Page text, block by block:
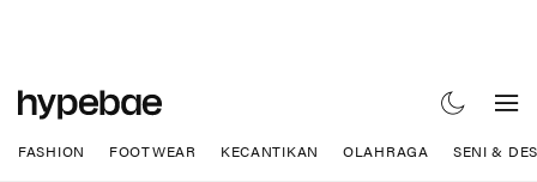
FASHION FOOTWEAR KECANTIKAN OLAHRAGA SENI &